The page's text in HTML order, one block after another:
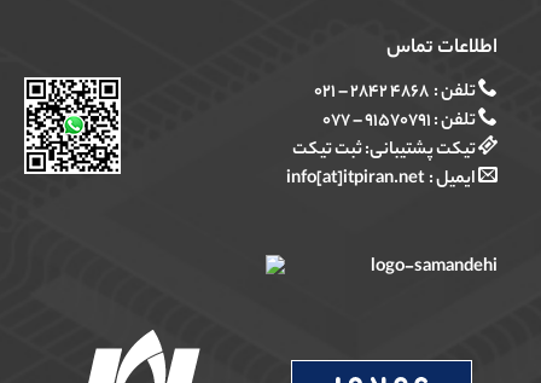
اطلاعات تماس
تلفن :۴۸۶۸ ۲۸۴۲ – ۰۲۱
تلفن :۹۱۵۷۰۷۹۱ – ۰۷۷
تیکت پشتیبانی:ثبت تیکت
ایمیل : info[at]itpiran.net